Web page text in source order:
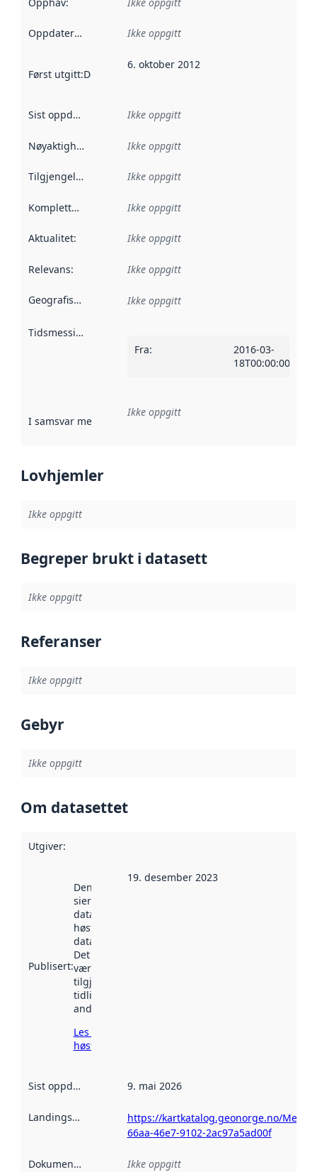
Oppdateringsfrekvens :
Ikke oppgitt
Først utgitt:Denne datoen sier når dataene i dette
6. oktober 2012
Sist oppdatert Ikke oppgitt
Nøyaktighet Ikke oppgitt
Tilgjengelighet Ikke oppgitt
Kompletthet Ikke oppgitt
Aktualitet: Ikke oppgitt
Relevans: Ikke oppgitt
Geografisk avgrensning :
Ikke oppgitt
Tidsmessig avgrensning
Fra:
2016-03-
18T00:00:00Z
I samsvar med Referanse til en implementasjonsregel
Ikke oppgitt
Lovhjemler
Ikke oppgitt
Begreper brukt i datasett
Ikke oppgitt
Referanser
Ikke oppgitt
Gebyr
Ikke oppgitt
Om datasettet
Utgiver:
Publisert:
Denne datoen
sier når
datasettet ble
høstet av
data.norge.no.
Det kan ha
vært
tilgjengelig
tidligere
andre steder.
Les mer om
høsting her
19. desember 2023
Sist oppdatert 9. mai 2026
Landingsside
https://kartkatalog.geonorge.no/
66aa-46e7-9102-2ac97a5ad00f
Dokumentasjon Ikke oppgitt